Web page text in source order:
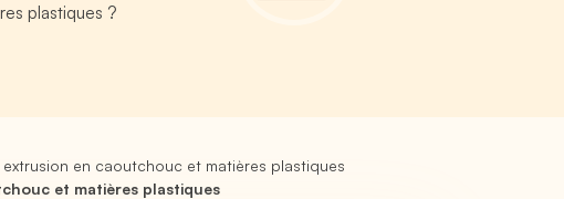
plastiques ?
en caoutchouc et matières plastiques
et matières plastiques